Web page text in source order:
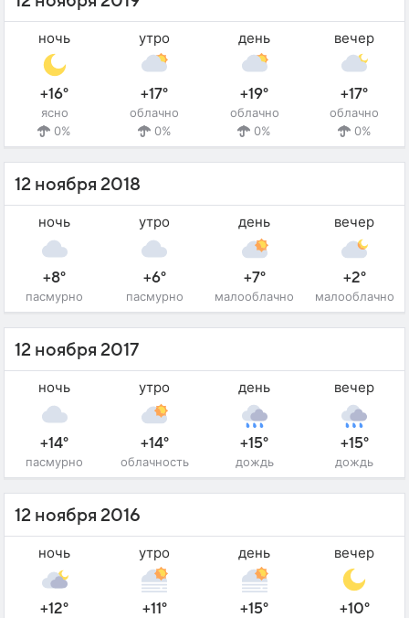
ночь
+16°
ясно
0%
утро
+17°
облачно
0%
день
+19°
облачно
0%
вечер
+17°
облачно
0%
12 ноября 2018
ночь
+8°
пасмурно
утро
+6°
пасмурно
день
+7°
малооблачно
вечер
+2°
малооблачно
12 ноября 2017
ночь
+14°
пасмурно
утро
+14°
облачность
день
+15°
дождь
вечер
+15°
дождь
12 ноября 2016
ночь
+12°
утро
+11°
день
+15°
вечер
+10°